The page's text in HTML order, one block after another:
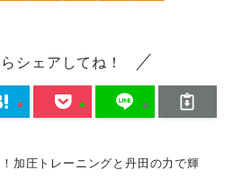
シェアしてね！
加圧トレーニングと丹田の力で輝